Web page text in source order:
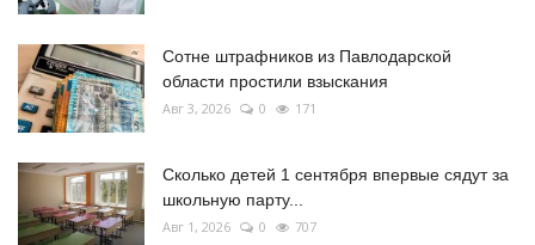
Сотне штрафников из Павлодарской
области простили взыскания
Авг 3, 2026 0 171
Сколько детей 1 сентября впервые сядут за
школьную парту...
Авг 1, 2026 0 707